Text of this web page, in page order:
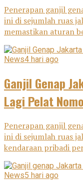
Penerapan ganjil
ini di sejumlah ruas
memastikan aturan
News4 hari ago
Ganjil Genap
Lagi Pelat
Penerapan ganjil
ini di sejumlah ruas
kendaraan pribadi
News5 hari ago